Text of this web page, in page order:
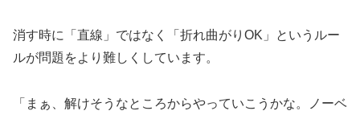
消す時に「直線」ではなく「折れ曲がりOK」というルー
ルが問題をより難しくしています。
「まぁ、解けそうなところからやっていこうかな。ノーベ